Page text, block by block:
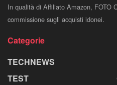
In qualità di Affiliato Amazon, FOTO
commissione sugli acquisti idonei.
Categorie
TECHNEWS
TEST